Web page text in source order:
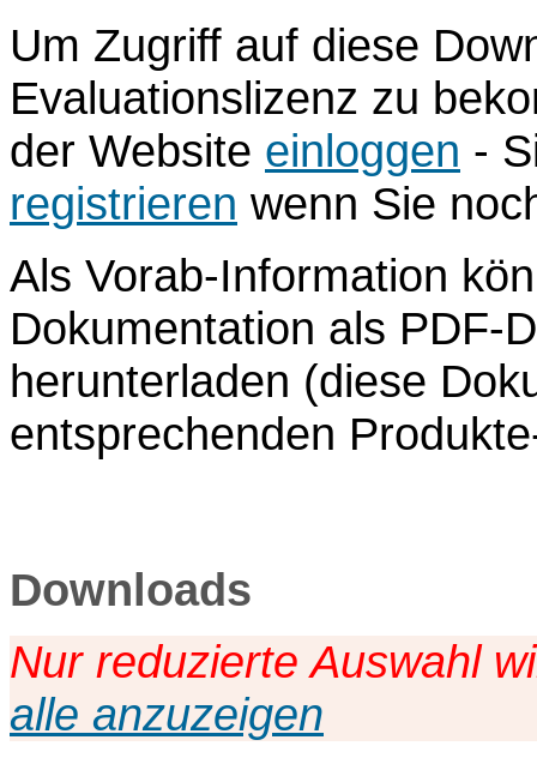
Um Zugriff auf diese
Evaluationslizenz zu
der Website einloggen -
registrieren wenn Sie
Als Vorab-Information
Dokumentation als PDF-
herunterladen (diese
entsprechenden
Downloads
Nur reduzierte Auswahl
alle anzuzeigen